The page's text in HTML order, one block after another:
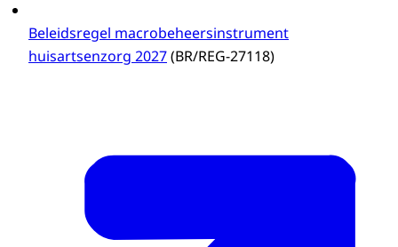
Beleidsregel macrobeheersinstrument
huisartsenzorg 2027(BR/REG-27118)